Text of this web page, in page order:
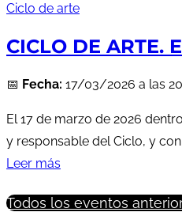
Ciclo de arte
CICLO DE ARTE.
📅 Fecha: 17/03/2026 a las
El 17 de marzo de 2026
y responsable del Ciclo, y
Leer más
Todos los eventos